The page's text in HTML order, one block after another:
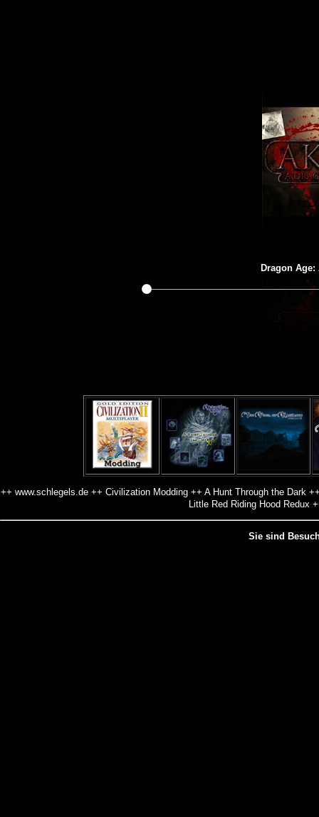
Dragon Age:
++ www.schlegels.de ++ Civilization Modding ++ A Hunt Through the Dark
Little Red Riding Hood Redux
Sie sind